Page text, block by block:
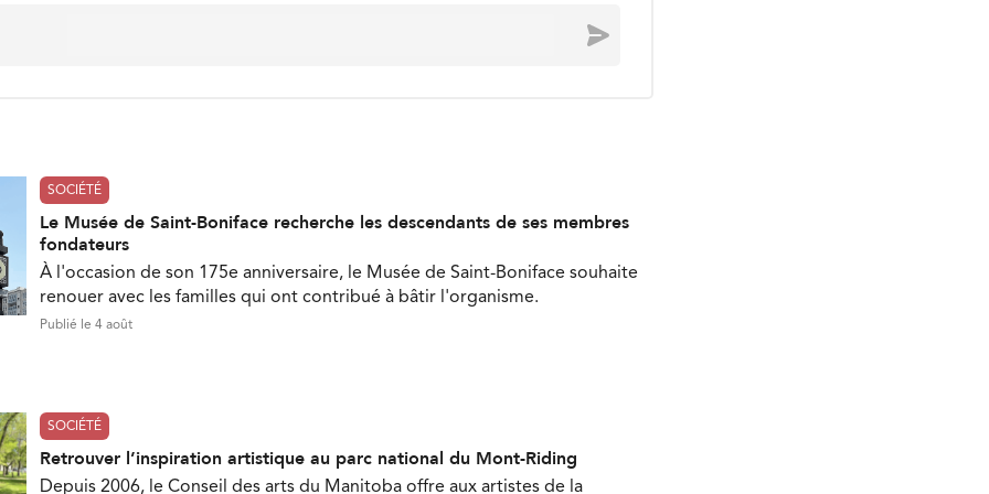
Envoyer
SOCIÉTÉ
Le Musée de Saint-Boniface recherche les descendants de ses membres
fondateurs
À l'occasion de son 175e anniversaire, le Musée de Saint-Boniface souhaite
renouer avec les familles qui ont contribué à bâtir l'organisme.
Publié le 4 août
SOCIÉTÉ
Retrouver l’inspiration artistique au parc national du Mont-Riding
Depuis 2006, le Conseil des arts du Manitoba offre aux artistes de la